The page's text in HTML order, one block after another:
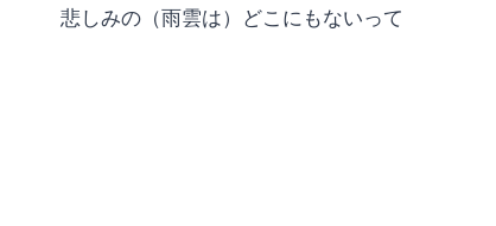
悲しみの（雨雲は）どこにもないって